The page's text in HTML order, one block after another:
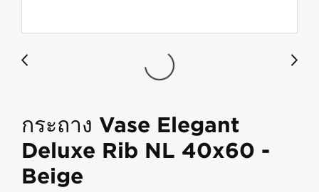
กระถาง Vase Elegant
Deluxe Rib NL 40x60 -
Beige